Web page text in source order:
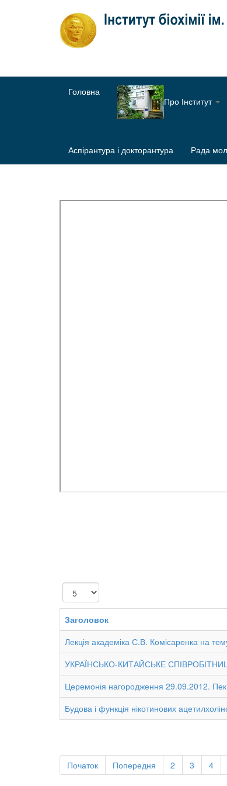
Головна
Про Інститут
Аспірантура і докторантура Рада
Показувати
Заголовок
Лекція академіка С.В. Комісаренка на
УКРАЇНСЬКО-КИТАЙСЬКЕ
Церемонія нагородження 29.09.2012.
Будова і функція нікотинових
Початок Попередня 2 3 4